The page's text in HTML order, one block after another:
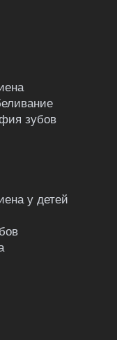
зубов
у детей